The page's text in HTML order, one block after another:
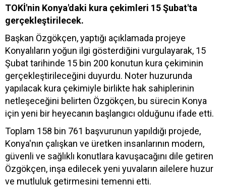
TOKİ'nin Konya'daki kura çekimleri 15 Şubat'ta
gerçekleştirilecek.
Başkan Özgökçen, yaptığı açıklamada projeye
Konyalıların yoğun ilgi gösterdiğini vurgulayarak, 15
Şubat tarihinde 15 bin 200 konutun kura çekiminin
gerçekleştirileceğini duyurdu. Noter huzurunda
yapılacak kura çekimiyle birlikte hak sahiplerinin
netleşeceğini belirten Özgökçen, bu sürecin Konya
için yeni bir heyecanın başlangıcı olduğunu ifade etti.
Toplam 158 bin 761 başvurunun yapıldığı projede,
Konya'nın çalışkan ve üretken insanlarının modern,
güvenli ve sağlıklı konutlara kavuşacağını dile getiren
Özgökçen, inşa edilecek yeni yuvaların ailelere huzur
ve mutluluk getirmesini temenni etti.